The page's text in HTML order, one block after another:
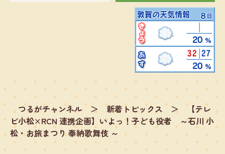
つるがチャンネル ＞ 新着トピックス ＞
【テレ
ビ小松×RCN 連携企画】いよっ！子ども役者 ～石川 小
松・お旅まつり 奉納歌舞伎 ～